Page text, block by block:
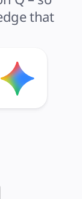
that